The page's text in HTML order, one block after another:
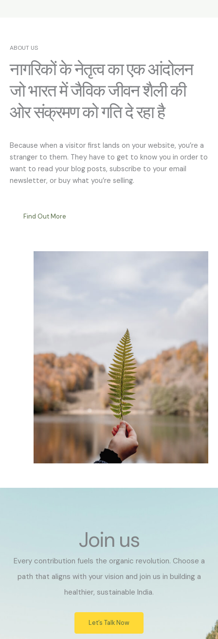
ABOUT US
नागरिकों के नेतृत्व का एक आंदोलन
जो भारत में जैविक जीवन शैली की
ओर संक्रमण को गति दे रहा है
Because when a visitor first lands on your website, you’re a
stranger to them. They have to get to know you in order to
want to read your blog posts, subscribe to your email
newsletter, or buy what you’re selling.
Find Out More
Join us
Every contribution fuels the organic revolution. Choose a
path that aligns with your vision and join us in building a
healthier, sustainable India.
Let’s Talk Now